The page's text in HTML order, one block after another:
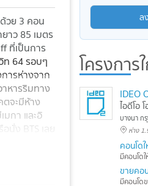
วย 3 คอน
าว 85 เมตร
ที่เป็นการ
ท 64 รอบๆ
ารห่างจาก
หารริมทาง
จะมีห้าง
กา และอิ
ง BTS เลย
อม พร้อม
งที่เป็นส่วน
ล
โครงการ
IDEO
ไอดีโอ
บางนา ก
ห่าง
คอนโด
มีคอนโด
ขายคอ
มีคอนโด